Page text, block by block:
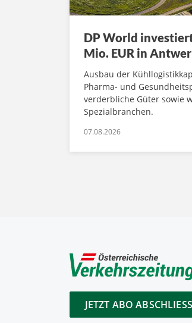
DP World
Mio. EUR in
Ausbau der
Pharma- und
verderbliche Güter sowie
Spezialbranchen.
07.08.2026
JETZT ABO